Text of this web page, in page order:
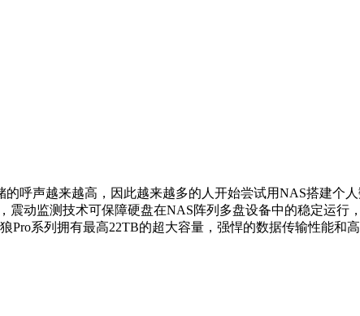
呼声越来越高，因此越来越多的人开始尝试用NAS搭建个
动监测技术可保障硬盘在NAS阵列多盘设备中的稳定运
系列拥有最高22TB的超大容量，强悍的数据传输性能和高